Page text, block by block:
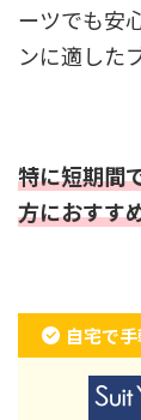
ーツでも安
ンに適した
特に短期間
方におすす
自宅で